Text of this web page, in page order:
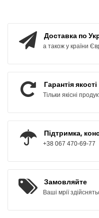
Доставка по
а також у країни
Гарантія якості
Тільки якісні
Підтримка,
+38 067 470-69-77
Замовляйте
Ваші мрії